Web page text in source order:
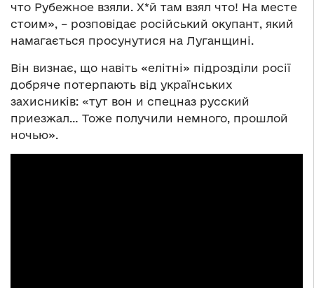
что Рубежное взяли. Х*й там взял что! На месте
стоим», – розповідає російський окупант, який
намагається просунутися на Луганщині.
Він визнає, що навіть «елітні» підрозділи росії
добряче потерпають від українських
захисників: «тут вон и спецназ русский
приезжал… Тоже получили немного, прошлой
ночью».